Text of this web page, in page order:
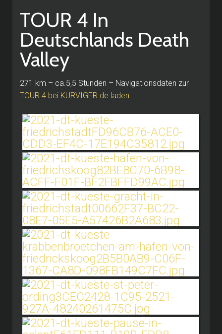
TOUR 4 In
Deutschlands Death
Valley
271 km – ca.5,5 Stunden – Navigationsdaten zur
TOUR 4 bei KURVIGER.de laden